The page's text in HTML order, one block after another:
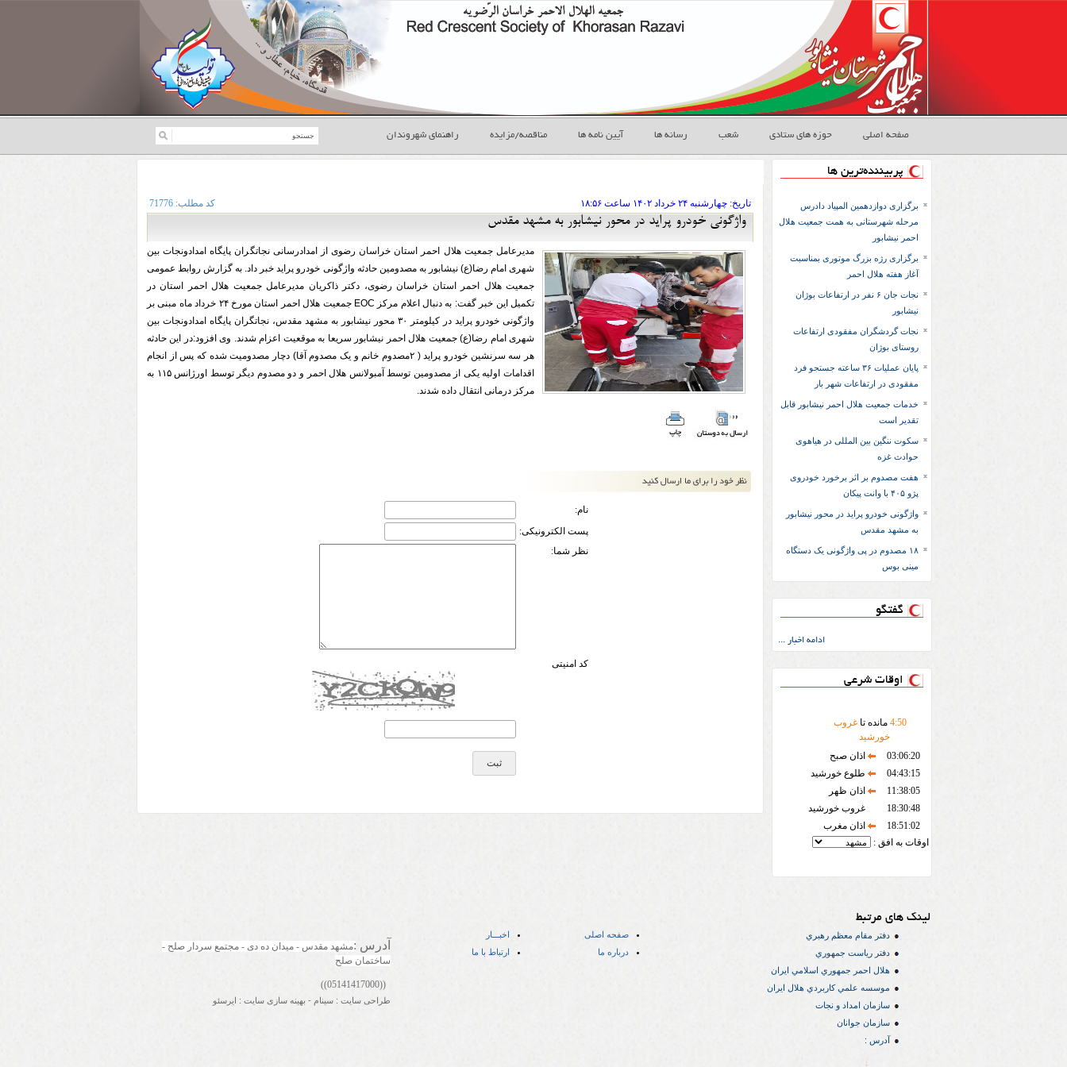
صفحه اصلی حوزه های ستادی شعب رسانه ها آیین نامه ها مناقصه/مزایده راهنمای شهروندان
پربیننده‌ترین ها
برگزاری دوازدهمین المپیاد دادرس
مرحله شهرستانی به همت جمعیت هلال
احمر نیشابور
برگزاری رژه بزرگ موتوری بمناسبت
آغاز هفته هلال احمر
نجات جان ۶ نفر در ارتفاعات بوژان
نیشابور
نجات گردشگران مفقودی ارتفاعات
روستای بوژان
پایان عملیات ۳۶ ساعته جستجو فرد
مفقودی در ارتفاعات شهر بار
خدمات جمعیت هلال احمر نیشابور قابل
تقدیر است
سکوت ننگین بین المللی در هیاهوی
حوادث غزه
هفت مصدوم بر اثر برخورد خودروی
پژو ۴۰۵ با وانت پیکان
واژگونی خودرو پراید در محور نیشابور
به مشهد مقدس
۱۸ مصدوم در پی واژگونی یک دستگاه
مینی بوس
گفتگو
ادامه اخبار ...
اوقات شرعی
4:50 مانده تاغروب
خورشید
03:06:20
اذان صبح
04:43:15
طلوع خورشید
11:38:05
اذان ظهر
18:30:48
غروب خورشید
18:51:02
اذان مغرب
اوقات به افق :
تاريخ: ۱۴۰۲ چهارشنبه ۲۴ خرداد ساعت ۱۸:۵۶ کد مطلب: 71776
واژگونی خودرو پراید در محور نیشابور به مشهد مقدس
مدیرعامل جمعیت هلال احمر استان خراسان رضوی از امدادرسانی نجاتگران پایگاه امدادونجات بین
شهری امام رضا(ع) نیشابور به مصدومین حادثه واژگونی خودرو پراید خبر داد. به گزارش روابط عمومی
جمعیت هلال احمر استان خراسان رضوی، دکتر ذاکریان مدیرعامل جمعیت هلال احمر استان در
تکمیل این خبر گفت: به دنبال اعلام مرکز EOC جمعیت هلال احمر استان مورخ ۲۴ خرداد ماه مبنی بر
واژگونی خودرو پراید در کیلومتر ۳۰ محور نیشابور به مشهد مقدس، نجاتگران پایگاه امدادونجات بین
شهری امام رضا(ع) جمعیت هلال احمر نیشابور سریعا به موقعیت اعزام شدند. وی افزود:در این حادثه
هر سه سرنشین خودرو پراید ( ۲مصدوم خانم و یک مصدوم آقا) دچار مصدومیت شده که پس از انجام
اقدامات اولیه یکی از مصدومین توسط آمبولانس هلال احمر و دو مصدوم دیگر توسط اورژانس ۱۱۵ به
مرکز درمانی انتقال داده شدند.
نام:
پست الکترونیکی:
نظر شما:
کد امنیتی
لینک های مرتبط
دفتر مقام معظم رهبري
دفتر رياست جمهوري
هلال احمر جمهوري اسلامي ايران
موسسه علمي كاربردي هلال ایران
سازمان امداد و نجات
سازمان جوانان
آدرس :
صفحه اصلی
اخبـــار
درباره ما
ارتباط با ما آدرس :
ساختمان صلح
((05141417000))
طراحی سایت : سینام - بهینه سازی سایت : ایرسئو